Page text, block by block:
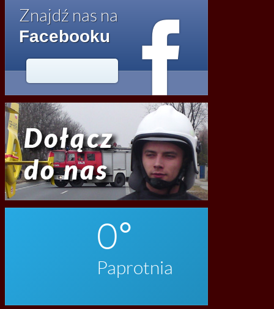
Znajdź nas na
Facebooku

0
Paprotnia